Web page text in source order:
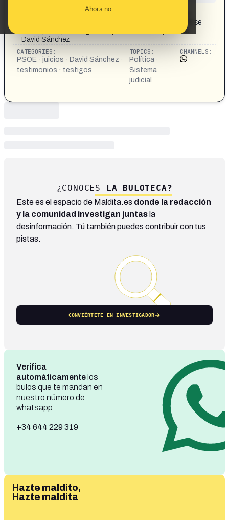
Ahora no
https://theobjective.com/espana/2026-06-03/cargos-
psoe-testigos-juicio-david-sanchez/ Cargos del PSOE se
hacen pasar por testigos independientes en el juicio de
David Sánchez
CATEGORIES:
PSOE · juicios · David Sánchez ·
testimonios · testigos
TOPICS:
Política ·
Sistema
judicial
CHANNELS:
¿CONOCES LA BULOTECA?
Este es el espacio de Maldita.es donde la redacción
y la comunidad investigan juntas la
desinformación. Tú también puedes contribuir con tus
pistas.
CONVIÉRTETE EN INVESTIGADOR
Verifica
automáticamente los
bulos que te mandan en
nuestro número de
whatsapp
+34 644 229 319
Hazte maldito,
Hazte maldita